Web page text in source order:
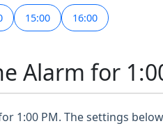
15:00 16:00
Alarm for
1:00 PM. The settings